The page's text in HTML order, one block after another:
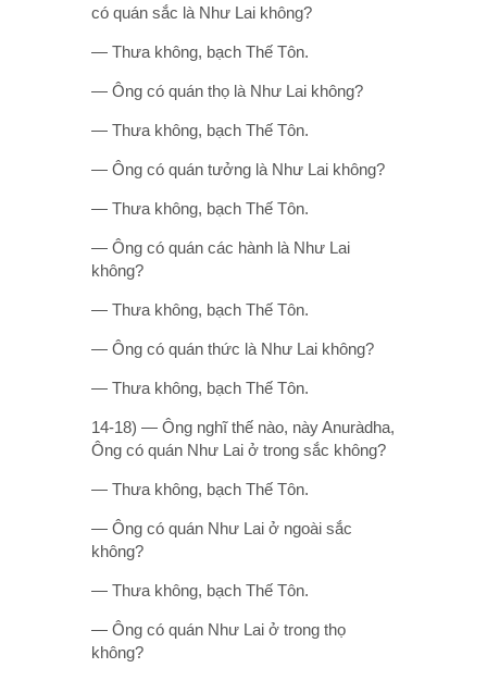
có quán sắc là Như Lai không?
— Thưa không, bạch Thế Tôn.
— Ông có quán thọ là Như Lai không?
— Thưa không, bạch Thế Tôn.
— Ông có quán tưởng là Như Lai không?
— Thưa không, bạch Thế Tôn.
— Ông có quán các hành là Như Lai
không?
— Thưa không, bạch Thế Tôn.
— Ông có quán thức là Như Lai không?
— Thưa không, bạch Thế Tôn.
14-18) — Ông nghĩ thế nào, này Anuràdha,
Ông có quán Như Lai ở trong sắc không?
— Thưa không, bạch Thế Tôn.
— Ông có quán Như Lai ở ngoài sắc
không?
— Thưa không, bạch Thế Tôn.
— Ông có quán Như Lai ở trong thọ
không?